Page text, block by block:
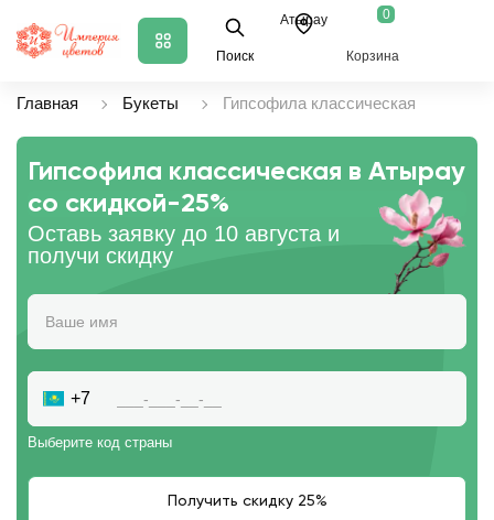
Поиск
Атырау 0
Корзина
Главная Букеты Гипсофила классическая
Гипсофила классическая в Атырау
со скидкой-25%
Оставь заявку до 10 августа и
получи скидку
+7
Выберите код страны